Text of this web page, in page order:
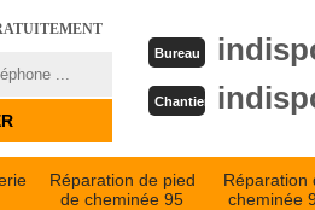
Bureau
Chantier
Réparation de pied
de cheminée 95
Réparation
cheminée